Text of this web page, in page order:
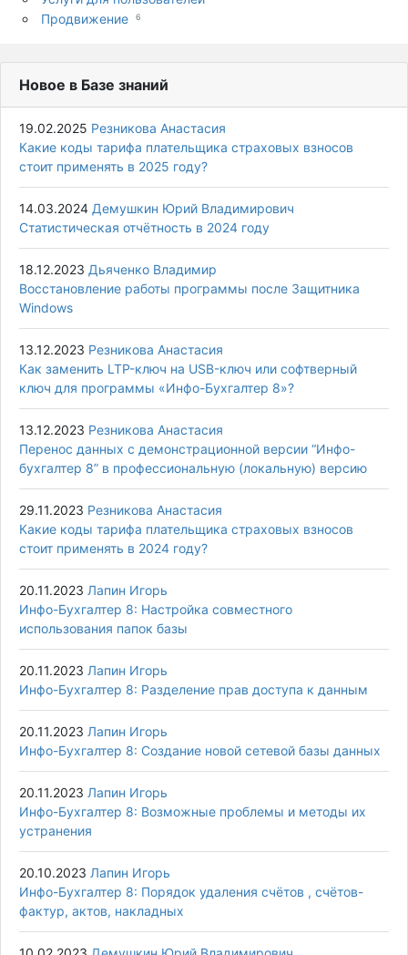
Продвижение 6
Новое в Базе знаний
19.02.2025 Резникова Анастасия
Какие коды тарифа плательщика страховых взносов
стоит применять в 2025 году?
14.03.2024 Демушкин Юрий Владимирович
Статистическая отчётность в 2024 году
18.12.2023 Дьяченко Владимир
Восстановление работы программы после Защитника
Windows
13.12.2023 Резникова Анастасия
Как заменить LTP-ключ на USB-ключ или софтверный
ключ для программы «Инфо-Бухгалтер 8»?
13.12.2023 Резникова Анастасия
Перенос данных с демонстрационной версии “Инфо-
бухгалтер 8” в профессиональную (локальную) версию
29.11.2023 Резникова Анастасия
Какие коды тарифа плательщика страховых взносов
стоит применять в 2024 году?
20.11.2023 Лапин Игорь
Инфо-Бухгалтер 8: Настройка совместного
использования папок базы
20.11.2023 Лапин Игорь
Инфо-Бухгалтер 8: Разделение прав доступа к данным
20.11.2023 Лапин Игорь
Инфо-Бухгалтер 8: Создание новой сетевой базы данных
20.11.2023 Лапин Игорь
Инфо-Бухгалтер 8: Возможные проблемы и методы их
устранения
20.10.2023 Лапин Игорь
Инфо-Бухгалтер 8: Порядок удаления счётов , счётов-
фактур, актов, накладных